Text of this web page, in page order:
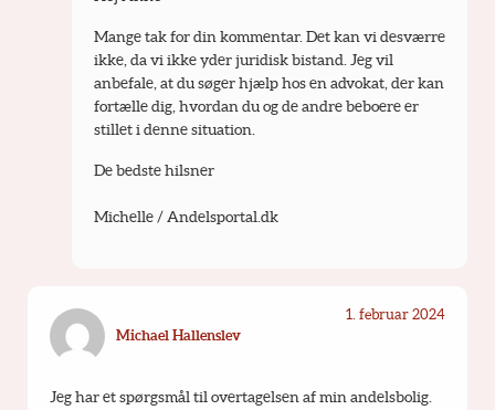
Mange tak for din kommentar. Det kan vi desværre
ikke, da vi ikke yder juridisk bistand. Jeg vil
anbefale, at du søger hjælp hos en advokat, der kan
fortælle dig, hvordan du og de andre beboere er
stillet i denne situation.
De bedste hilsner
Michelle / Andelsportal.dk
Michael Hallenslev
1. februar 2024
Jeg har et spørgsmål til overtagelsen af min andelsbolig.